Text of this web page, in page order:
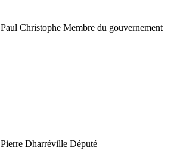
Paul Christophe Membre du gouvernement
Pierre Dharréville Député